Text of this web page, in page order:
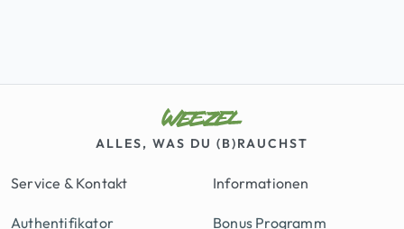
ALLES, WAS DU (B)RAUCHST
Service & Kontakt
Authentifikator
Informationen
Bonus Programm